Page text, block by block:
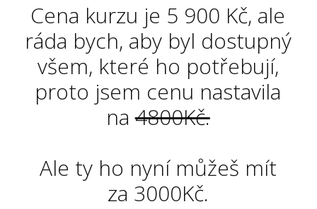
Cena kurzu je 5 900 Kč, ale
ráda bych, aby byl dostupný
všem, které ho potřebují,
proto jsem cenu nastavila
na4800Kč.
Ale ty ho nyní můžeš mít
za 3000Kč.